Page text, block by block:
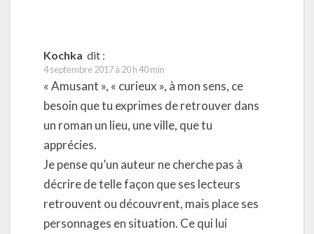
Kochka dit :
4 septembre 2017 à 20 h 40 min
« Amusant », « curieux », à mon sens, ce
besoin que tu exprimes de retrouver dans
un roman un lieu, une ville, que tu
apprécies.
Je pense qu’un auteur ne cherche pas à
décrire de telle façon que ses lecteurs
retrouvent ou découvrent, mais place ses
personnages en situation. Ce qui lui